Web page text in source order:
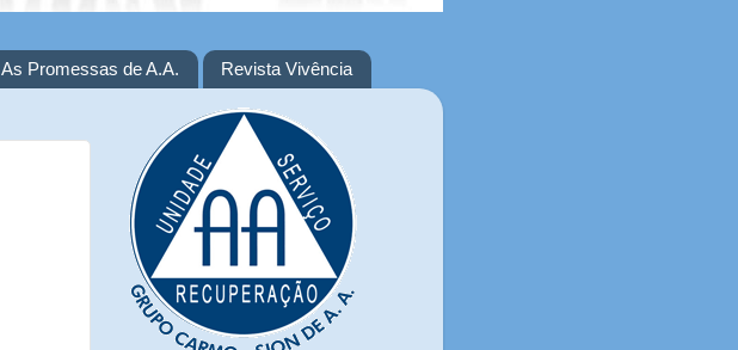
As Promessas de A.A. Revista Vivência